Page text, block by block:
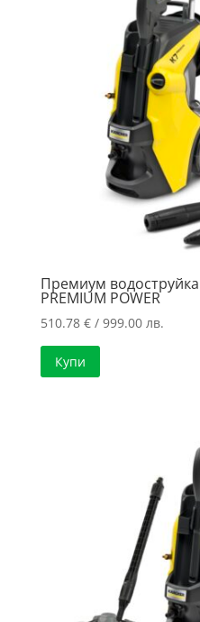
Премиум
PREMIUM POWER
510.78 €/ 999.00 лв.
Купи